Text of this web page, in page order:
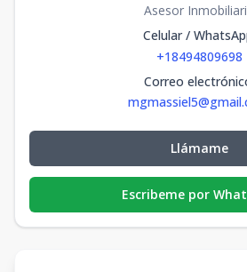
Asesor
Celular /
+18494809698
Correo
Llámame
Escribeme por